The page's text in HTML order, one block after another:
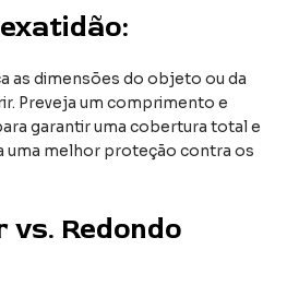
as dimensões do objeto ou da
Preveja um comprimento e
garantir uma cobertura total e
uma melhor proteção contra os
Redondo